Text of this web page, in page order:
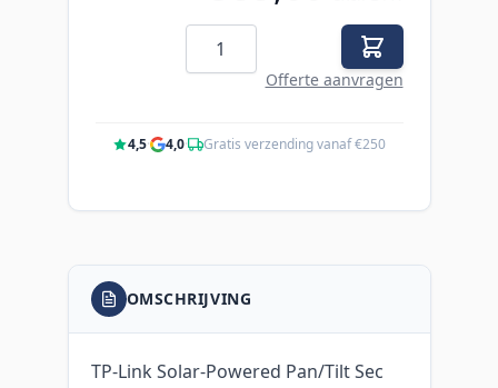
Aantal
Offerte aanvragen
4,5· 4,0· Gratis verzending vanaf €250
OMSCHRIJVING
TP-Link Solar-Powered Pan/Tilt Sec